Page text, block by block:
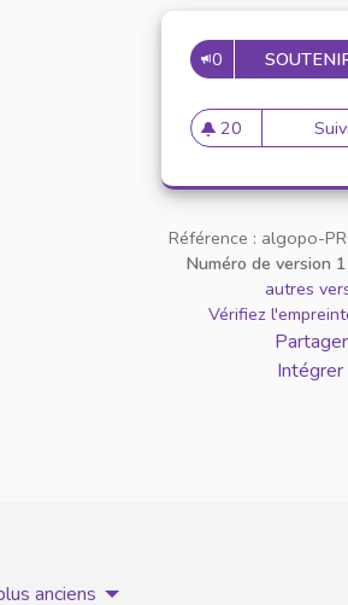
0
20
20 abonnés
Référence : algopo-
Numéro de version 1
autres
Vérifiez
Partager
Intégrer
anciens